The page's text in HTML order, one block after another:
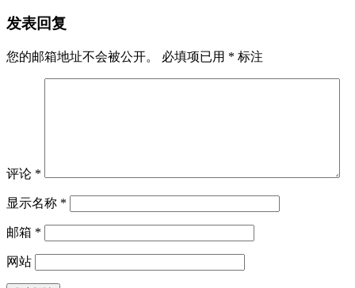
发表回复
您的邮箱地址不会被公开。 必填项已用 * 标注
评论 *
显示名称 *
邮箱 *
网站